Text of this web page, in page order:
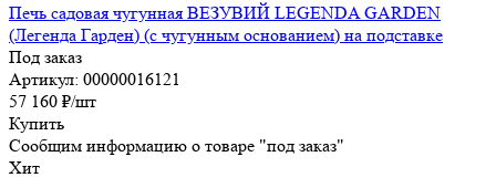
Печь садовая чугунная ВЕЗУВИЙ LEGENDA GARDEN
(Легенда Гарден) (с чугунным основанием) на подставке
Под заказ
Артикул: 00000016121
57 160 ₽/шт
Купить
Сообщим информацию о товаре "под заказ"
Хит